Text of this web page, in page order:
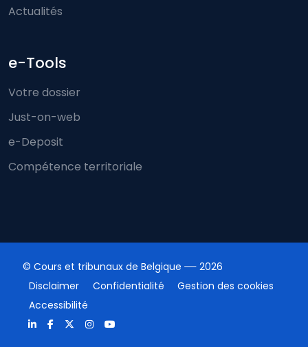
Actualités
e-Tools
Votre dossier
Just-on-web
e-Deposit
Compétence territoriale
© Cours et tribunaux de Belgique
2026
Disclaimer
Confidentialité
Gestion des cookies
Accessibilité